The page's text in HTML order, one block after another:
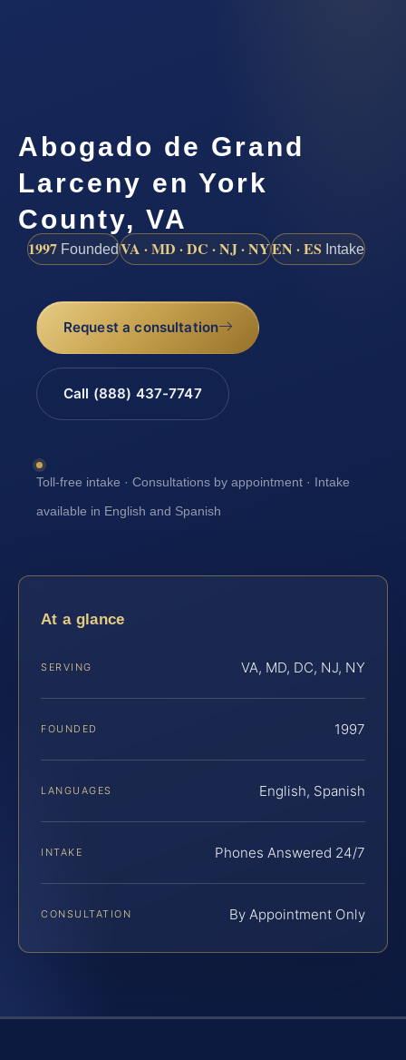
Abogado de Grand
Larceny en York
County, VA
1997 FoundedVA · MD · DC · NJ · NYEN · ES Intake
Request a consultation
Call (888) 437-7747
Toll-free intake · Consultations by appointment · Intake
available in English and Spanish
At a glance
SERVING VA, MD, DC, NJ, NY
FOUNDED 1997
LANGUAGES English, Spanish
INTAKE Phones Answered 24/7
CONSULTATION By Appointment Only